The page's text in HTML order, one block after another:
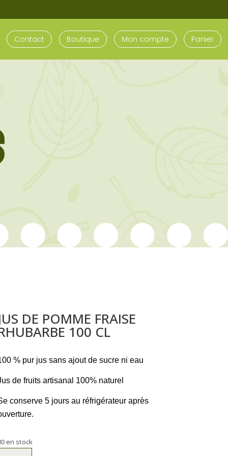
Contact Boutique Mon compte Panier
DE POMME FRAISE
100 CL
% pur jus sans ajout de sucre ni eau
de fruits artisanal 100% naturel
conserve 5 jours au réfrigérateur après
en stock